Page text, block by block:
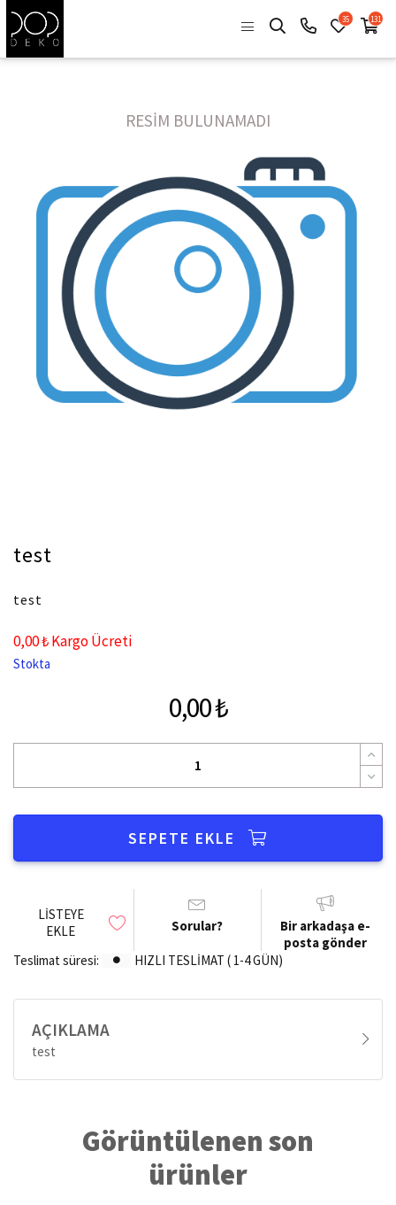
35 131
test
test
0,00 ₺ Kargo Ücreti
Stokta
0,00 ₺
SEPETE EKLE
LISTEYE
EKLE
Sorular?
Bir arkadaşa e-
posta gönder
Teslimat süresi:
HIZLI TESLİMAT ( 1-4 GÜN)
AÇIKLAMA
test
Görüntülenen son
ürünler